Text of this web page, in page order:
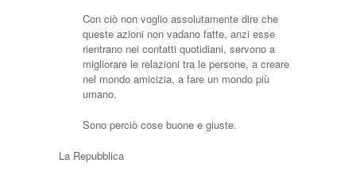
Con ciò non voglio assolutamente dire che
queste azioni non vadano fatte, anzi esse
rientrano nei contatti quotidiani, servono a
migliorare le relazioni tra le persone, a creare
nel mondo amicizia, a fare un mondo più
umano.
Sono perciò cose buone e giuste.
La Repubblica